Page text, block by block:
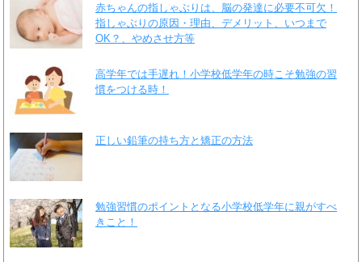
赤ちゃんの指しゃぶりは、脳の発達に必要不可欠！
指しゃぶりの原因・理由、デメリット、いつまで
OK？、やめさせ方等
高学年では手遅れ！小学校低学年の時こそ勉強の習
慣をつける時！
正しい鉛筆の持ち方と矯正の方法
勉強習慣のポイントとなる小学校低学年に親がすべ
きこと！